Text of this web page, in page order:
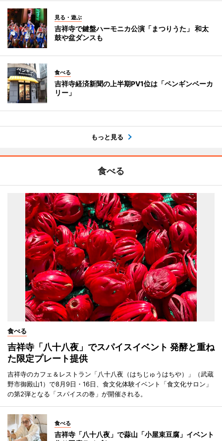
見る・遊ぶ
吉祥寺で鍵盤ハーモニカ公演「まつりうた」 和太
鼓や盆ダンスも
食べる
吉祥寺経済新聞の上半期PV1位は「ペンギンベーカ
リー」
もっと見る
食べる
食べる
吉祥寺「八十八夜」でスパイスイベント 発酵と重ね
た限定プレート提供
吉祥寺のカフェ＆レストラン「八十八夜（はちじゅうはちや）」（武蔵
野市御殿山1）で8月9日・16日、食文化体験イベント「食文化サロン」
の第2弾となる「スパイスの巻」が開催される。
食べる
吉祥寺「八十八夜」で蒜山「小屋束豆腐」イベント